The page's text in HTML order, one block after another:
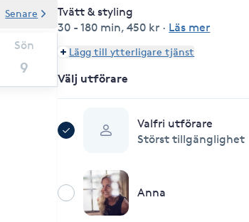
Sön
9
Senare
Tvätt & styling
30 - 180 min,450 kr · Läs mer
Lägg till ytterligare tjänst
Välj utförare
Valfri utförare
Störst tillgänglighet
Anna